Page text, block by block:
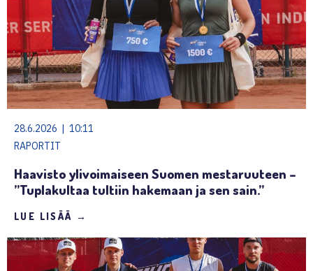
28.6.2026 | 10:11
RAPORTIT
Haavisto ylivoimaiseen Suomen mestaruuteen –
”Tuplakultaa tultiin hakemaan ja sen sain.”
LUE LISÄÄ →